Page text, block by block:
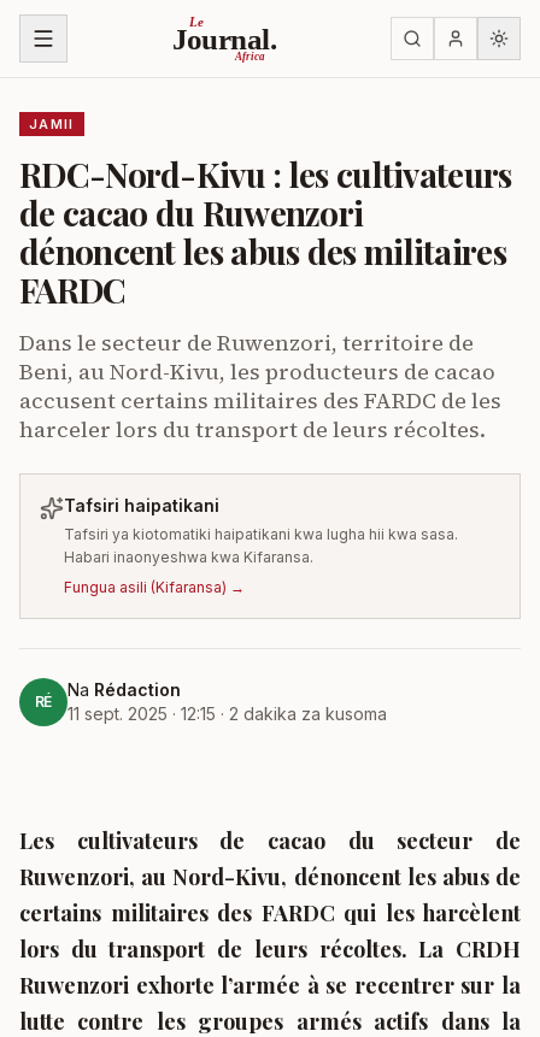
Ruka kwenye yaliyomo
Le
Journal.
Africa
JAMII
RDC-Nord-Kivu : les cultivateurs
de cacao du Ruwenzori
dénoncent les abus des militaires
FARDC
Dans le secteur de Ruwenzori, territoire de
Beni, au Nord-Kivu, les producteurs de cacao
accusent certains militaires des FARDC de les
harceler lors du transport de leurs récoltes.
Tafsiri haipatikani
Tafsiri ya kiotomatiki haipatikani kwa lugha hii kwa sasa.
Habari inaonyeshwa kwa Kifaransa.
Fungua asili (Kifaransa) →
RÉ
Na Rédaction
11 sept. 2025 · 12:15 · 2 dakika za kusoma
Les cultivateurs de cacao du secteur de
Ruwenzori, au Nord-Kivu, dénoncent les abus de
certains militaires des FARDC qui les harcèlent
lors du transport de leurs récoltes. La CRDH
Ruwenzori exhorte l’armée à se recentrer sur la
lutte contre les groupes armés actifs dans la